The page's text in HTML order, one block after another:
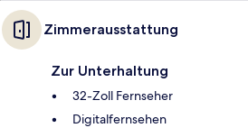
Zimmerausstattung
Zur Unterhaltung
32-Zoll Fernseher
Digitalfernsehen